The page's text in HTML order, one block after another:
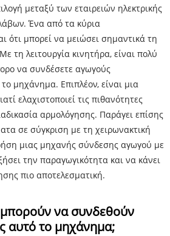
μεταξύ των εταιρειών ηλεκτρικής
Ένα από τα κύρια
ότι μπορεί να μειώσει σημαντικά τη
τη λειτουργία κινητήρα, είναι πολύ
να συνδέσετε αγωγούς
μηχάνημα. Επιπλέον, είναι μια
ελαχιστοποιεί τις πιθανότητες
αρμολόγησης. Παράγει επίσης
σε σύγκριση με τη χειρωνακτική
μιας μηχανής σύνδεσης αγωγού με
την παραγωγικότητα και να κάνει
πιο αποτελεσματική.
να συνδεθούν
αυτό το μηχάνημα;